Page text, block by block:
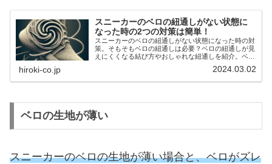
スニーカーのベロの紐通しがない状態に
なった時の2つの対策は簡単！
スニーカーのベロの紐通しがない状態になった時の対
策。そもそもベロの紐通しは必要？ベロの紐通しが見
えにくくなる結び方やおしゃれな紐通しを紹介。ベロ
の紐通しがない状態になった時の対策はベロのタグに
通す方法やベロに切り込みを入れる方法があります。
hiroki-co.jp 2024.03.02
ベロの生地が薄い
スニーカーのベロの生地が薄い場合と、ベロがズレ